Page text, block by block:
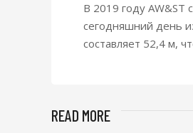
В 2019 году
сегодняшний день
составляет 52,4 м,
READ MORE